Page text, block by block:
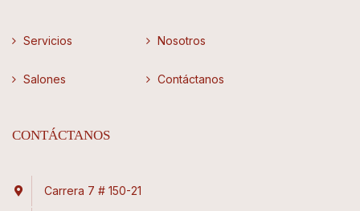
Servicios Nosotros
Salones Contáctanos
CONTÁCTANOS
Carrera 7 # 150-21